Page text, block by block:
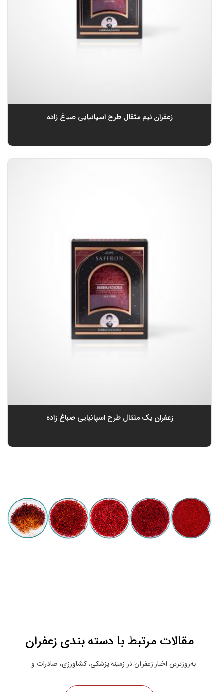
زعفران نیم مثقال طرح اسپانیایی صباغ زاده
0 تومان
زعفران یک مثقال طرح اسپانیایی صباغ زاده
0 تومان
مقالات مرتبط با دسته بندی زعفران
به‌روزترین اخبار زعفران در زمینه پزشکی، کشاورزی، صادرات و ...